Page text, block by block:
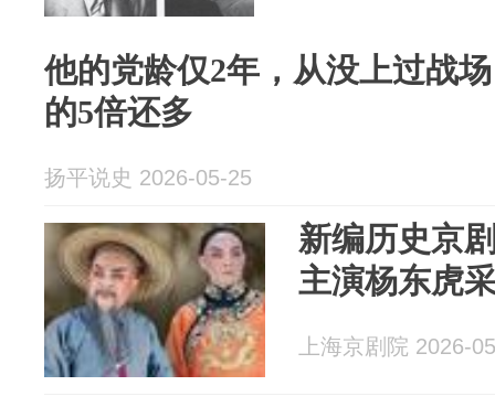
他的党龄仅2年，从没上过战
的5倍还多
扬平说史 2026-05-25
新编历史京
主演杨东虎
上海京剧院 2026-